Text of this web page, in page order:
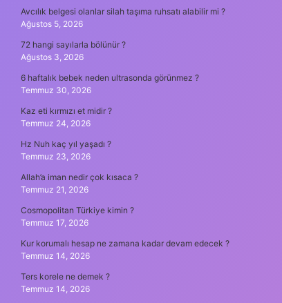
Avcılık belgesi olanlar silah taşıma ruhsatı alabilir mi ?
Ağustos 5, 2026
72 hangi sayılarla bölünür ?
Ağustos 3, 2026
6 haftalık bebek neden ultrasonda görünmez ?
Temmuz 30, 2026
Kaz eti kırmızı et midir ?
Temmuz 24, 2026
Hz Nuh kaç yıl yaşadı ?
Temmuz 23, 2026
Allah’a iman nedir çok kısaca ?
Temmuz 21, 2026
Cosmopolitan Türkiye kimin ?
Temmuz 17, 2026
Kur korumalı hesap ne zamana kadar devam edecek ?
Temmuz 14, 2026
Ters korele ne demek ?
Temmuz 14, 2026